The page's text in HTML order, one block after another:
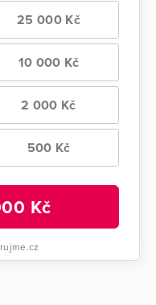
25 000 Kč
10 000 Kč
2 000 Kč
500 Kč
Kč